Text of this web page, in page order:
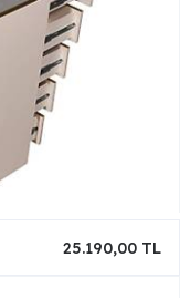
25.190,00 TL